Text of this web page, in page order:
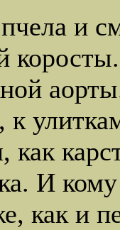
и
к
как
И
как и